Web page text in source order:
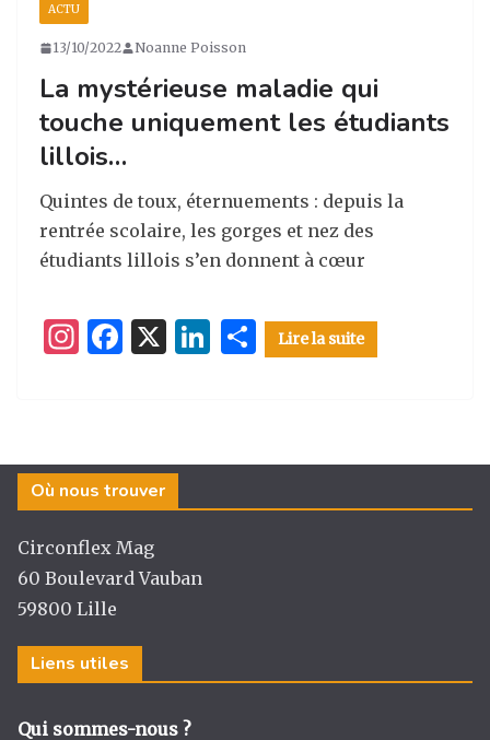
ACTU
13/10/2022 Noanne Poisson
La mystérieuse maladie qui
touche uniquement les étudiants
lillois…
Quintes de toux, éternuements : depuis la
rentrée scolaire, les gorges et nez des
étudiants lillois s’en donnent à cœur
I
g
ra
m
F
b
o
o
k
X
Li
dI
n
P
ar
er
Lire la suite
Où nous trouver
Circonflex Mag
60 Boulevard Vauban
59800 Lille
Liens utiles
Qui sommes-nous ?